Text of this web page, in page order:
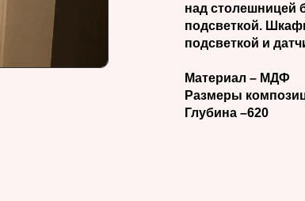
над столешницей
подсветкой.
подсветкой и
Материал – МДФ
Размеры
Глубина –620